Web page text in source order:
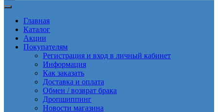
Главная
Каталог
Акции
Покупателям
Регистрация и вход в личный кабинет
Информация
Как заказать
Доставка и оплата
Обмен / возврат брака
Дропшиппинг
Новости магазина